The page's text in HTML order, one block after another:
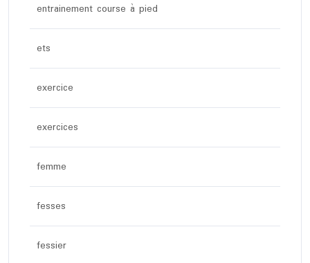
entrainement course à pied
ets
exercice
exercices
femme
fesses
fessier